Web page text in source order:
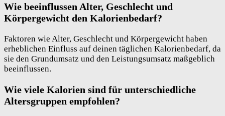
Wie beeinflussen Alter, Geschlecht und
Körpergewicht den Kalorienbedarf?
Faktoren wie Alter, Geschlecht und Körpergewicht haben
erheblichen Einfluss auf deinen täglichen Kalorienbedarf, da
sie den Grundumsatz und den Leistungsumsatz maßgeblich
beeinflussen.
Wie viele Kalorien sind für unterschiedliche
Altersgruppen empfohlen?